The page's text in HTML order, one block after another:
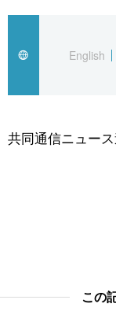
社会
旅と暮らし
社会
文化
科学・技術
暮らし
English
共同通信ニュー
この